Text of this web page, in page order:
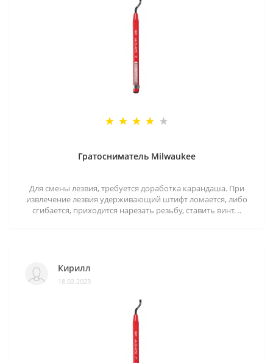
Гратосниматель Milwaukee
Для смены лезвия, требуется доработка карандаша. При
извлечение лезвия удерживающий штифт ломается, либо
сгибается, приходится нарезать резьбу, ставить винт. ..
Кирилл
18.02.2023